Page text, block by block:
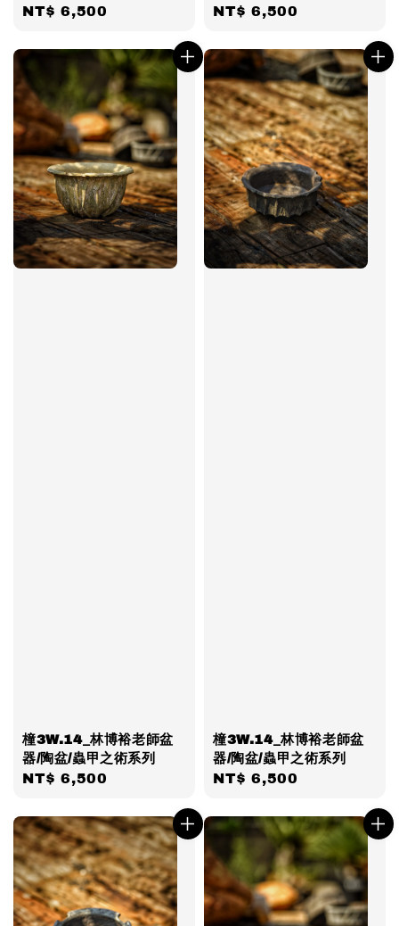
Regular
NT$ 6,500
Regular
NT$ 6,500
橦3W.14_林博裕老師盆
器/陶盆/蟲甲之術系列
Regular
NT$ 6,500
橦3W.14_林博裕老師盆
器/陶盆/蟲甲之術系列
Regular
NT$ 6,500